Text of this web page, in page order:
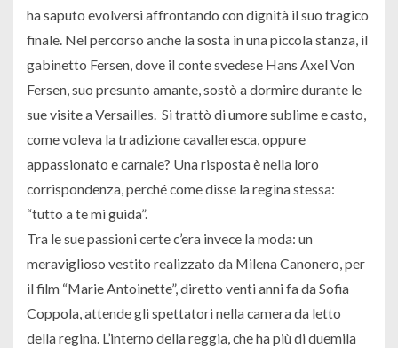
ha saputo evolversi affrontando con dignità il suo tragico
finale. Nel percorso anche la sosta in una piccola stanza, il
gabinetto Fersen, dove il conte svedese Hans Axel Von
Fersen, suo presunto amante, sostò a dormire durante le
sue visite a Versailles. Si trattò di umore sublime e casto,
come voleva la tradizione cavalleresca, oppure
appassionato e carnale? Una risposta è nella loro
corrispondenza, perché come disse la regina stessa:
“tutto a te mi guida”.
Tra le sue passioni certe c’era invece la moda: un
meraviglioso vestito realizzato da Milena Canonero, per
il film “Marie Antoinette”, diretto venti anni fa da Sofia
Coppola, attende gli spettatori nella camera da letto
della regina. L’interno della reggia, che ha più di duemila